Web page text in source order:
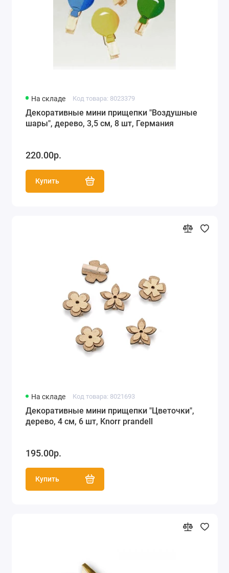
На складе Код товара: 8023379
Декоративные мини прищепки "Воздушные
шары", дерево, 3,5 см, 8 шт, Германия
220.00р.
Купить
На складе Код товара: 8021693
Декоративные мини прищепки "Цветочки",
дерево, 4 см, 6 шт, Knorr prandell
195.00р.
Купить